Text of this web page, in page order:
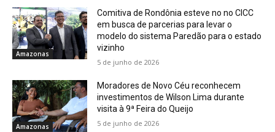
Amazonas
Comitiva de Rondônia esteve no no CICC
em busca de parcerias para levar o
modelo do sistema Paredão para o estado
vizinho
5 de junho de 2026
Amazonas
Moradores de Novo Céu reconhecem
investimentos de Wilson Lima durante
visita à 9ª Feira do Queijo
5 de junho de 2026